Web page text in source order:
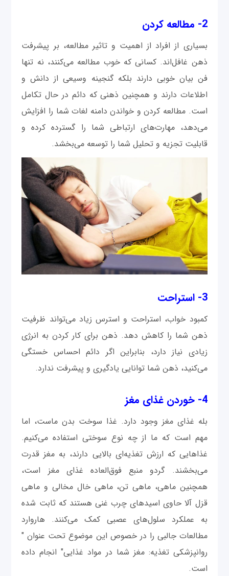
2- مطالعه کردن
بسیاری از افراد از اهمیت و تاثیر مطالعه، بر پیشرفت
ذهن غافل‌اند. کسانی که خوب مطالعه می‌کنند، نه تنها
فن بیان خوبی دارند بلکه گنجینه وسیعی از دانش و
اطلاعات دارند و همچنین ذهنی که دائم در حال تکامل
است. مطالعه کردن و خواندن دامنه لغات شما را افزایش
می‌دهد، مهارت‌های ارتباطی شما را گسترده کرده و
قابلیت تجزیه و تحلیل شما را توسعه می‌بخشد.
3- استراحت
کمبود خواب، استراحت و استرس زیاد می‌تواند ظرفیت
ذهن شما را کاهش دهد. ذهن برای کار کردن به انرژی
زیادی نیاز دارد، بنابراین اگر دائم احساس خستگی
می‌کنید، ذهن شما توانایی یادگیری و پیشرفت ندارد.
4- خوردن غذای مغز
بله غذای مغز وجود دارد. غذا سوخت بدن ماست، اما
مهم است که ما از چه نوع سوختی استفاده می‌کنیم.
غذاهایی که ارزش تغذیه‌ای بالایی دارند، به مغز قدرت
می‌بخشند. گردو منبع فوق‌العاده غذای مغز است،
همچنین ماهی، ماهی تن، ماهی خال مخالی و ماهی
قزل آلا حاوی اسیدهای چرب غنی هستند که ثابت شده
به عملکرد سلول‌های عصبی کمک می‌کنند. هاروارد
مطالعات جالبی را در خصوص این موضوع تحت عنوان "
روانپزشکی تغذیه: مغز شما در مواد غذایی" انجام داده
است.